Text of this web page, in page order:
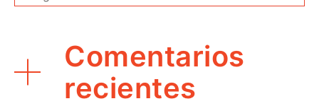
Comentarios
recientes